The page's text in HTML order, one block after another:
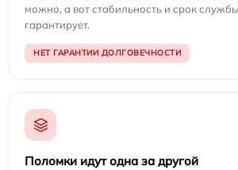
можно, а вот стабильность и срок
гарантирует.
НЕТ ГАРАНТИИ ДОЛГОВЕЧНОСТИ
Поломки идут одна за другой